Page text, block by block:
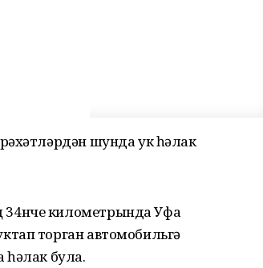
шунда ук һәлак
34нче километрында Уфа
торган автомобильгә
һәлак була.